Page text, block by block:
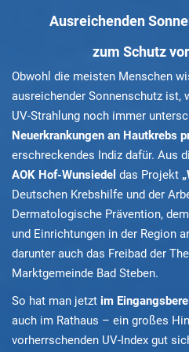
Ausreichenden
zum Schutz
Obwohl die meisten Menschen
ausreichender Sonnenschutz ist,
UV-Strahlung noch immer
Neuerkrankungen an Hautkrebs
erschreckendes Indiz dafür. Aus
AOK Hof-Wunsiedel das Projekt
Deutschen Krebshilfe und der
Dermatologische Prävention,
und Einrichtungen in der Region
darunter auch das Freibad der
Marktgemeinde Bad Steben.
So hat man jetzt im
auch im Rathaus – ein großes
vorherrschenden UV-Index gut